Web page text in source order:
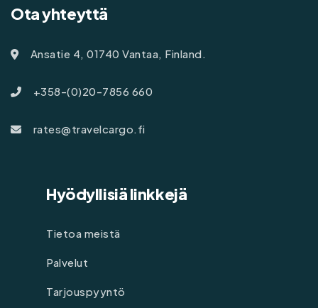
Ota yhteyttä
Ansatie 4, 01740 Vantaa, Finland.
+358-(0)20-7856 660
rates@travelcargo.fi
Hyödyllisiä linkkejä
Tietoa meistä
Palvelut
Tarjouspyyntö